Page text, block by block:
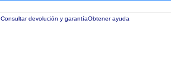
Consultar devolución y garantíaObtener ayuda